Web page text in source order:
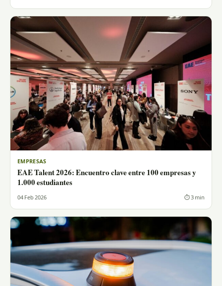
EMPRESAS
EAE Talent 2026: Encuentro clave entre 100 empresas y
1.000 estudiantes
04 Feb 2026 ⏱ 3 min